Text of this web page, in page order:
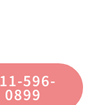
596-
0899